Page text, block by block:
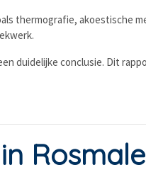
thermografie, akoestische
duidelijke conclusie. Dit